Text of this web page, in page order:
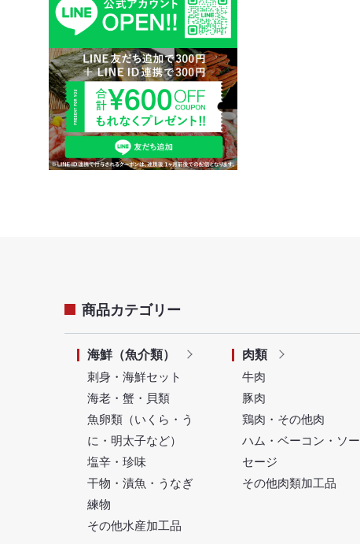
商品カテゴリー
海鮮（魚介類）
刺身・海鮮セット
海老・蟹・貝類
魚卵類（いくら・う
に・明太子など）
塩辛・珍味
干物・漬魚・うなぎ
練物
その他水産加工品
肉類
牛肉
豚肉
鶏肉・その他肉
ハム・ベーコン・ソー
セージ
その他肉類加工品